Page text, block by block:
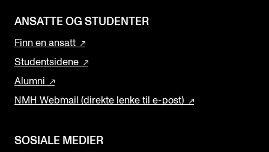
ANSATTE OG STUDENTER
Finn en ansatt
Studentsidene
Alumni
NMH Webmail (direkte lenke til e-post)
SOSIALE MEDIER